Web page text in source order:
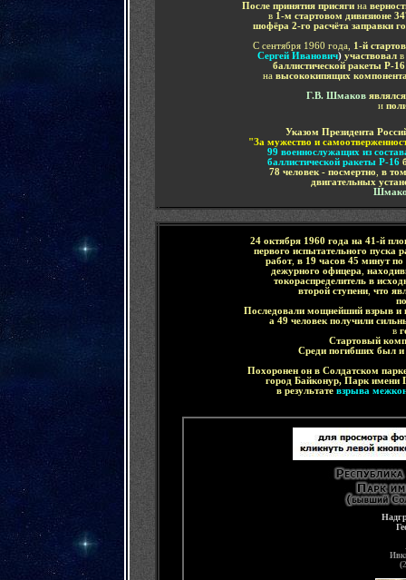
После принятия присяги на
в 1-м стартовом дивизионе
шофёра 2-го расчёта заправки
С сентября 1960 года, 1-й
Сергей Иванович) участвовал в
баллистической ракеты Р-
на высококипящих
Г.В. Шмаков
и
Указом Президента
"За мужество и
99 военнослужащих из
баллистической ракеты Р-16
78 человек - посмертно
в
двигательных
24 октября 1960 года на 41-й
первого испытательного пуска
работ, в 19 часов 45 минут
дежурного офицера
токораспределитель в
второй ступени, что
Последовали мощнейший взрыв и
а 49 человек получили
в
Стартовый
Среди погибших был и
Похоронен он в Солдатском
город Байконур, Парк
в результате взрыва
(